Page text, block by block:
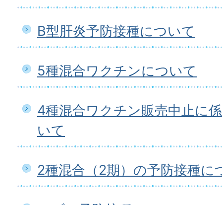
B型肝炎予防接種について
5種混合ワクチンについて
4種混合ワクチン販売中止に
いて
2種混合（2期）の予防接種に